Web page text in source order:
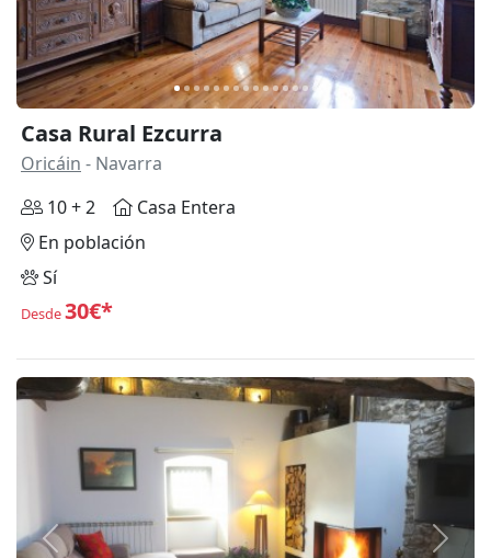
Casa Rural Ezcurra
Oricáin - Navarra
10 + 2
Casa Entera
En población
Sí
Desde30€*
Anterior